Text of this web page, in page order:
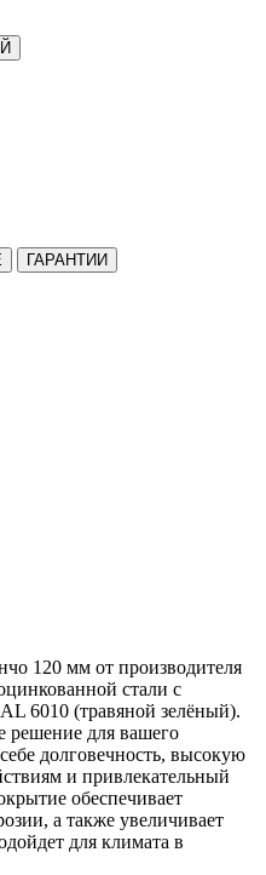
ГАРАНТИИ
120 мм от производителя
стали с
6010 (травяной зелёный).
решение для вашего
долговечность, высокую
и привлекательный
обеспечивает
а также увеличивает
для климата в